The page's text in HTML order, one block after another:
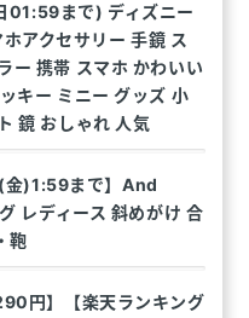
01:59まで) ディズニー
アクセサリー 手鏡 ス
ー 携帯 スマホ かわいい
キー ミニー グッズ 小
鏡 おしゃれ 人気
金)1:59まで】And
レディース 斜めがけ 合
鞄
円】【楽天ランキング